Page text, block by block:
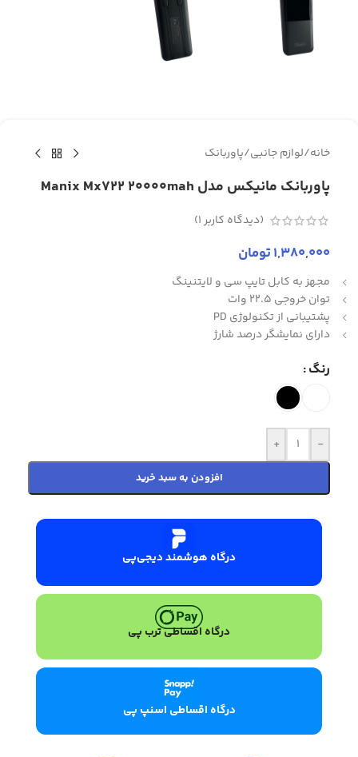
خانه/لوازم جانبی/پاوربانک
پاوربانک مانیکس مدل Manix Mx722 20000mah
(دیدگاه کاربر1
)
1,380,000تومان
مجهز به کابل تایپ سی و لایتنینگ
توان خروجی 22.5 وات
پشتیبانی از تکنولوژی PD
دارای نمایشگر درصد شارژ
رنگ
-
+
افزودن به سبد خرید
درگاه هوشمند دیجی‌پی
درگاه اقساطی ترب پی
درگاه اقساطی اسنپ پی